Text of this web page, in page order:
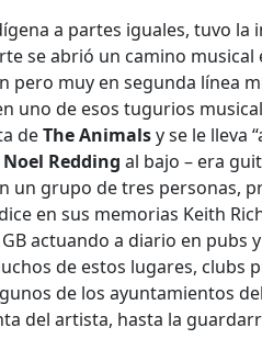
a partes iguales, tuvo
se abrió un camino
pero muy en segunda línea
uno de esos tugurios
deThe Animalsy se le lleva
Noel Redding al bajo – era
un grupo de tres personas,
en sus memorias Keith
actuando a diario en pubs
de estos lugares, clubs
de los ayuntamientos
del artista, hasta la